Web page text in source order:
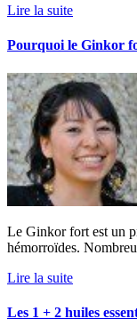
Lire la suite
Pourquoi le Ginkor
Le Ginkor fort est un produit très souvent cité dans le traitement des
hémorroïdes.
Lire la suite
Les 1 + 2 huiles